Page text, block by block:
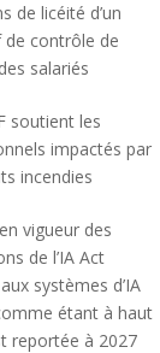
de licéité d’un
de contrôle de
salariés
soutient les
impactés par
incendies
vigueur des
de l’IA Act
systèmes d’IA
étant à haut
reportée à 2027